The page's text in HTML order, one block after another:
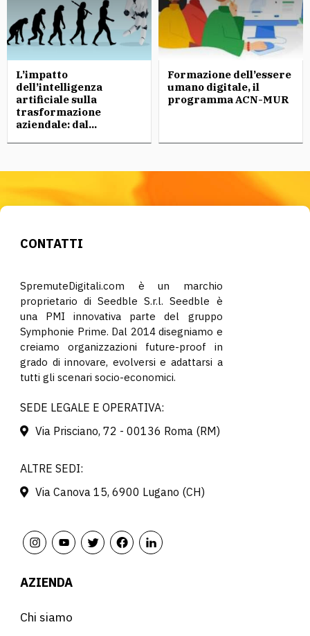
L’impatto
dell’intelligenza
artificiale sulla
trasformazione
aziendale: dal...
Formazione dell’essere
umano digitale, il
programma ACN-MUR
CONTATTI
SpremuteDigitali.com è un marchio
proprietario di Seedble S.r.l. Seedble è
una PMI innovativa parte del gruppo
Symphonie Prime. Dal 2014 disegniamo e
creiamo organizzazioni future-proof in
grado di innovare, evolversi e adattarsi a
tutti gli scenari socio-economici.
SEDE LEGALE E OPERATIVA:
Via Prisciano, 72 - 00136 Roma (RM)
ALTRE SEDI:
Via Canova 15, 6900 Lugano (CH)
AZIENDA
Chi siamo